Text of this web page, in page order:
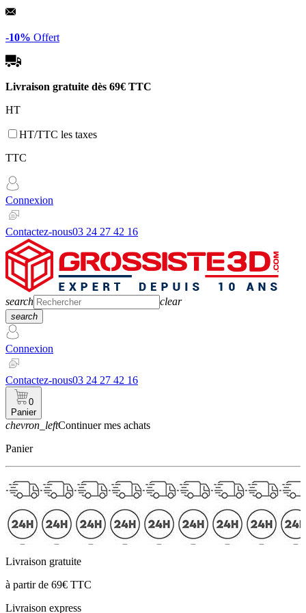
Panneau de gestion des cookies
-10% Offert
Livraison gratuite dès 69€ TTC
HT
HT/TTC les taxes
TTC
Connexion
Contactez-nous03 24 27 42 16
search clear
search
Connexion
Contactez-nous03 24 27 42 16
0
Panier
chevron_leftContinuer mes achats
Panier
Livraison gratuite
à partir de 69€ TTC
Livraison express